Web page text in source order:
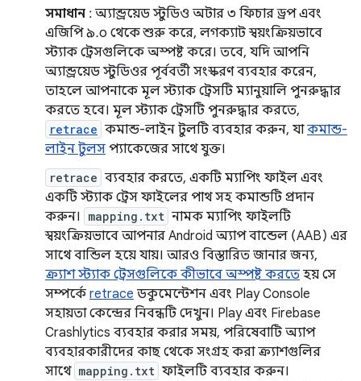
সমাধান : অ্যান্ড্রয়েড স্টুডিও অটার ৩ ফিচার ড্রপ এবং
এজিপি ৯.০ থেকে শুরু করে, লগক্যাট স্বয়ংক্রিয়ভাবে
স্ট্যাক ট্রেসগুলিকে অস্পষ্ট করে। তবে, যদি আপনি
অ্যান্ড্রয়েড স্টুডিওর পূর্ববর্তী সংস্করণ ব্যবহার করেন,
তাহলে আপনাকে মূল স্ট্যাক ট্রেসটি ম্যানুয়ালি পুনরুদ্ধার
করতে হবে। মূল স্ট্যাক ট্রেসটি পুনরুদ্ধার করতে,
retrace কমান্ড-লাইন টুলটি ব্যবহার করুন, যাকমান্ড-
লাইন টুলস প্যাকেজের সাথে যুক্ত।
retrace ব্যবহার করতে, একটি ম্যাপিং ফাইল এবং
একটি স্ট্যাক ট্রেস ফাইলের পাথ সহ কমান্ডটি প্রদান
করুন।
mapping.txt নামক ম্যাপিং ফাইলটি
স্বয়ংক্রিয়ভাবে আপনার Android অ্যাপ বান্ডেল (AAB) এর
সাথে বান্ডিল হয়ে যায়। আরও বিস্তারিত জানার জন্য,
ক্র্যাশ স্ট্যাক ট্রেসগুলিকে কীভাবে অস্পষ্ট করতে হয় সে
সম্পর্কে retrace ডকুমেন্টেশন এবং Play Console
সহায়তা কেন্দ্রের নিবন্ধটি দেখুন। Play এবং Firebase
Crashlytics ব্যবহার করার সময়, পরিষেবাটি অ্যাপ
ব্যবহারকারীদের কাছ থেকে সংগ্রহ করা ক্র্যাশগুলির
সাথে mapping.txt ফাইলটি ব্যবহার করুন।